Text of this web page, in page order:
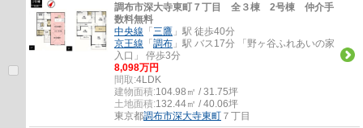
調布市深大寺東町７丁目 全３棟 2号棟 仲介手
数料無料
中央線 「 三鷹 」駅 徒歩40分
京王線 「 調布 」駅 バス17分 「野ヶ谷ふれあいの家
入口」 停歩3分
8,098万円
間取:4LDK
建物面積:104.98㎡ / 31.75坪
土地面積:132.44㎡ / 40.06坪
東京都調布市深大寺東町 ７丁目